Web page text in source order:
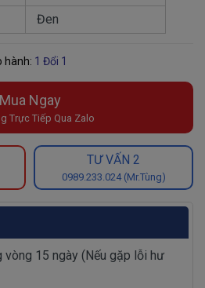
Đen
hành: 1 Đổi 1
Mua Ngay
Trực Tiếp Qua Zalo
TƯ VẤN 2
0989.233.024 (Mr.Tùng)
vòng 15 ngày (Nếu gặp lỗi hư